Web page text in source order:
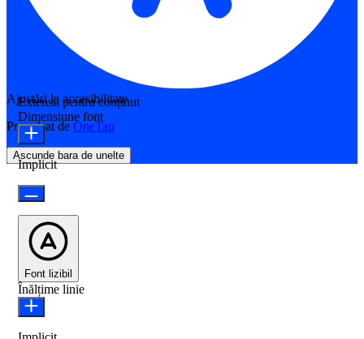
Ajustări la accesibilitate
Propulsat de OneTap
Ascunde bara de unelte
Extensii pentru conținut
Dimensiune font
Implicit
Font lizibil
Înălțime linie